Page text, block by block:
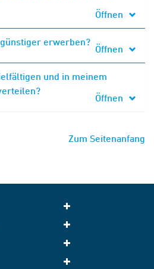
Öffnen
erwerben?
Öffnen
und in meinem
Öffnen
Zum Seitenanfang